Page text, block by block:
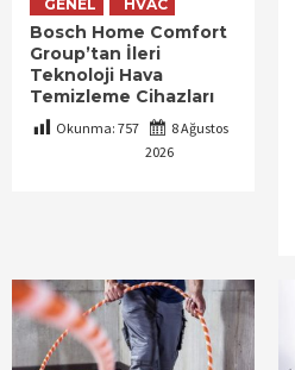
GENEL HVAC
Bosch Home Comfort
Group’tan İleri
Teknoloji Hava
Temizleme Cihazları
Okunma: 757
8 Ağustos
2026